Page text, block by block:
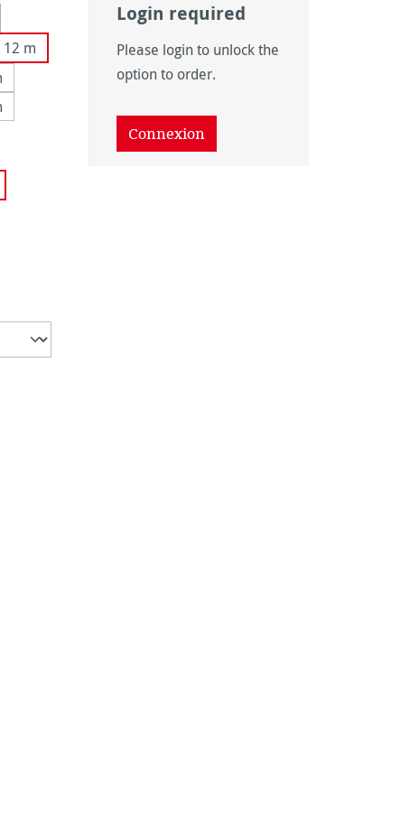
pour le moment.)
disponible pour le moment.)
n'est pas disponible pour le moment.)
option n'est pas disponible pour le moment.)
disponible pour le moment.)
12 m
pour le moment.)
Login required
Please login to unlock the
option to order.
Connexion